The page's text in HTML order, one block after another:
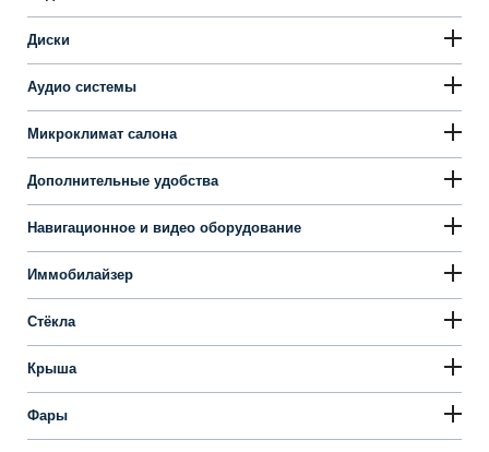
Диски
Аудио системы
Микроклимат салона
Дополнительные удобства
Навигационное и видео оборудование
Иммобилайзер
Стёкла
Крыша
Фары